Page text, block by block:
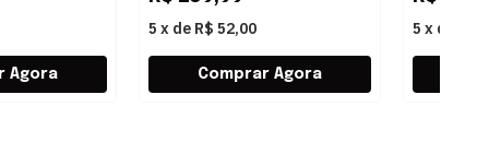
5 x de R$ 52,00 5 x de